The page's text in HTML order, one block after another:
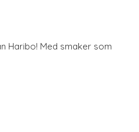
Haribo! Med smaker som